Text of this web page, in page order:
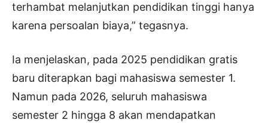
terhambat melanjutkan pendidikan tinggi hanya
karena persoalan biaya,” tegasnya.
Ia menjelaskan, pada 2025 pendidikan gratis
baru diterapkan bagi mahasiswa semester 1.
Namun pada 2026, seluruh mahasiswa
semester 2 hingga 8 akan mendapatkan